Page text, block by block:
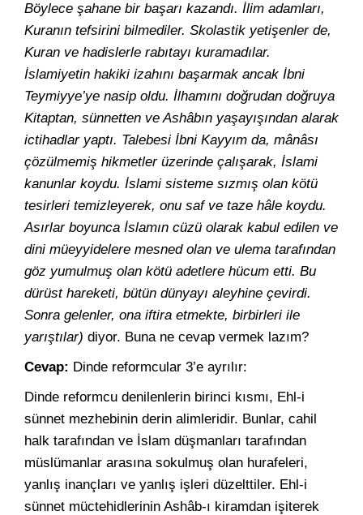
Böylece şahane bir başarı kazandı. İlim adamları,
Kuranın tefsirini bilmediler. Skolastik yetişenler de,
Kuran ve hadislerle rabıtayı kuramadılar.
İslamiyetin hakiki izahını başarmak ancak İbni
Teymiyye’ye nasip oldu. İlhamını doğrudan doğruya
Kitaptan, sünnetten ve Ashâbın yaşayışından alarak
ictihadlar yaptı. Talebesi İbni Kayyım da, mânâsı
çözülmemiş hikmetler üzerinde çalışarak, İslami
kanunlar koydu. İslami sisteme sızmış olan kötü
tesirleri temizleyerek, onu saf ve taze hâle koydu.
Asırlar boyunca İslamın cüzü olarak kabul edilen ve
dini müeyyidelere mesned olan ve ulema tarafından
göz yumulmuş olan kötü adetlere hücum etti. Bu
dürüst hareketi, bütün dünyayı aleyhine çevirdi.
Sonra gelenler, ona iftira etmekte, birbirleri ile
yarıştılar) diyor. Buna ne cevap vermek lazım?
Cevap: Dinde reformcular 3’e ayrılır:
Dinde reformcu denilenlerin birinci kısmı, Ehl-i
sünnet mezhebinin derin alimleridir. Bunlar, cahil
halk tarafından ve İslam düşmanları tarafından
müslümanlar arasına sokulmuş olan hurafeleri,
yanlış inançları ve yanlış işleri düzelttiler. Ehl-i
sünnet müctehidlerinin Ashâb-ı kiramdan işiterek